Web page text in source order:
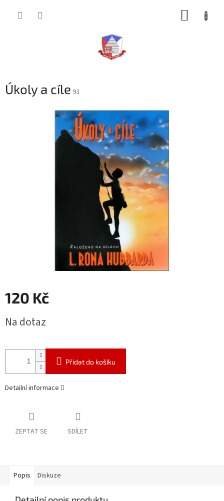
Úkoly a cíle 93
120 Kč
cena:
Na dotaz
Přidat do košíku
Detailní informace
ZEPTAT SE SDÍLET
Popis Diskuze